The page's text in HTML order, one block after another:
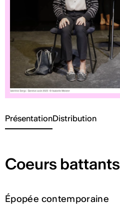
PrésentationDistribution
Coeurs battants
Épopée contemporaine